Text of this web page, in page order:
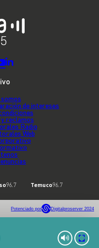
somos
de intereses
reclamos
Radio
Web
96.7 Temuco96.7
Potenciado por Digitalproserver 2024